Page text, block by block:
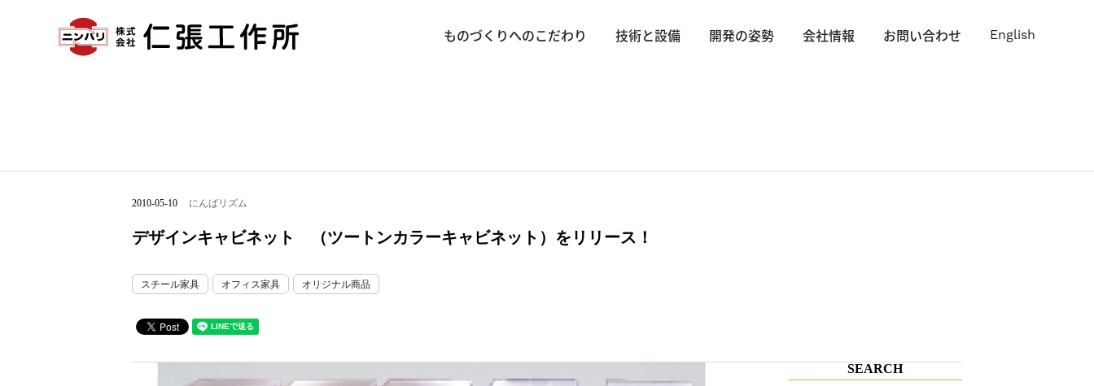
ものづくりへのこだわり 技術と設備 開発の姿勢 会社情報 お問い合わせ English
2010-05-10 にんばリズム
デザインキャビネット （ツートンカラーキャビネット）をリリース！
スチール家具 オフィス家具 オリジナル商品
SEARCH